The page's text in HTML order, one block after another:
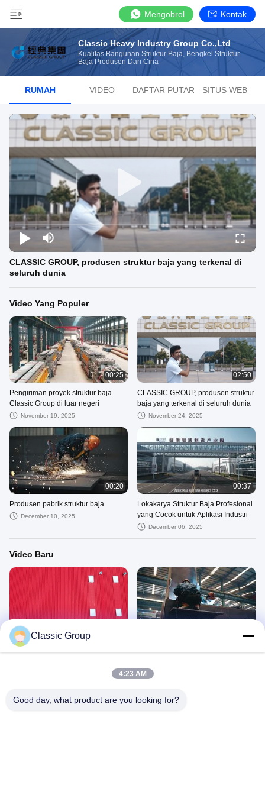
Mengobrol Kontak
Classic Heavy Industry Group Co.,Ltd
Kualitas Bangunan Struktur Baja, Bengkel Struktur
Baja Produsen Dari Cina
RUMAH VIDEO DAFTAR PUTAR SITUS WEB
CLASSIC GROUP, produsen struktur baja yang terkenal di
seluruh dunia
Video Yang Populer
00:25
Pengiriman proyek struktur baja
Classic Group di luar negeri
November 19, 2025
02:50
CLASSIC GROUP, produsen struktur
baja yang terkenal di seluruh dunia
November 24, 2025
00:20
Produsen pabrik struktur baja
December 10, 2025
00:37
Lokakarya Struktur Baja Profesional
yang Cocok untuk Aplikasi Industri
December 06, 2025
Video Baru
Gedung Bengkel Struktur Baja
Classic Group
4:23 AM
Good day, what product are you looking for?